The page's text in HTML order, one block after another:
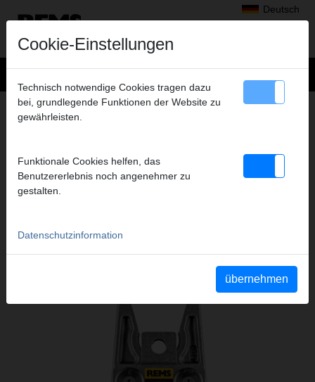
Deutsch
Produkte>Radialpressen>
REMS Presszangen A1-32kN/REMS Pressringe
REMS PRESSZANGE BASIC E 01
(PZ-2B) A1-32KN
Art.-Nr. 571855
Cookie-Einstellungen
Technisch notwendige Cookies tragen dazu
bei, grundlegende Funktionen der Website zu
gewährleisten.
Funktionale Cookies helfen, das
Benutzererlebnis noch angenehmer zu
gestalten.
Datenschutzinformation
übernehmen